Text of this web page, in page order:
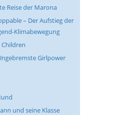
Reise der Marona
– Der Aufstieg der
Klimabewegung
Girlpower
und seine Klasse